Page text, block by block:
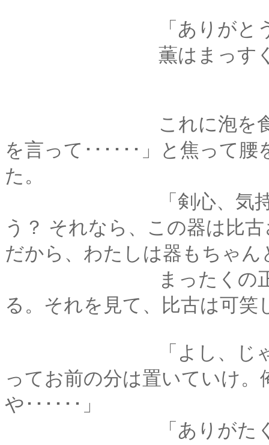
「ありがとうござ
薫はまっすぐに比
これに泡を食ったの
を言って･･････」と焦って
た。
「剣心、気持ちはい
う？ それなら、この器は比
だから、わたしは器もちゃ
まったくの正論に、
る。それを見て、比古は可笑
「よし、じゃあ折衷
ってお前の分は置いていけ
や･･････」
「ありがたく頂